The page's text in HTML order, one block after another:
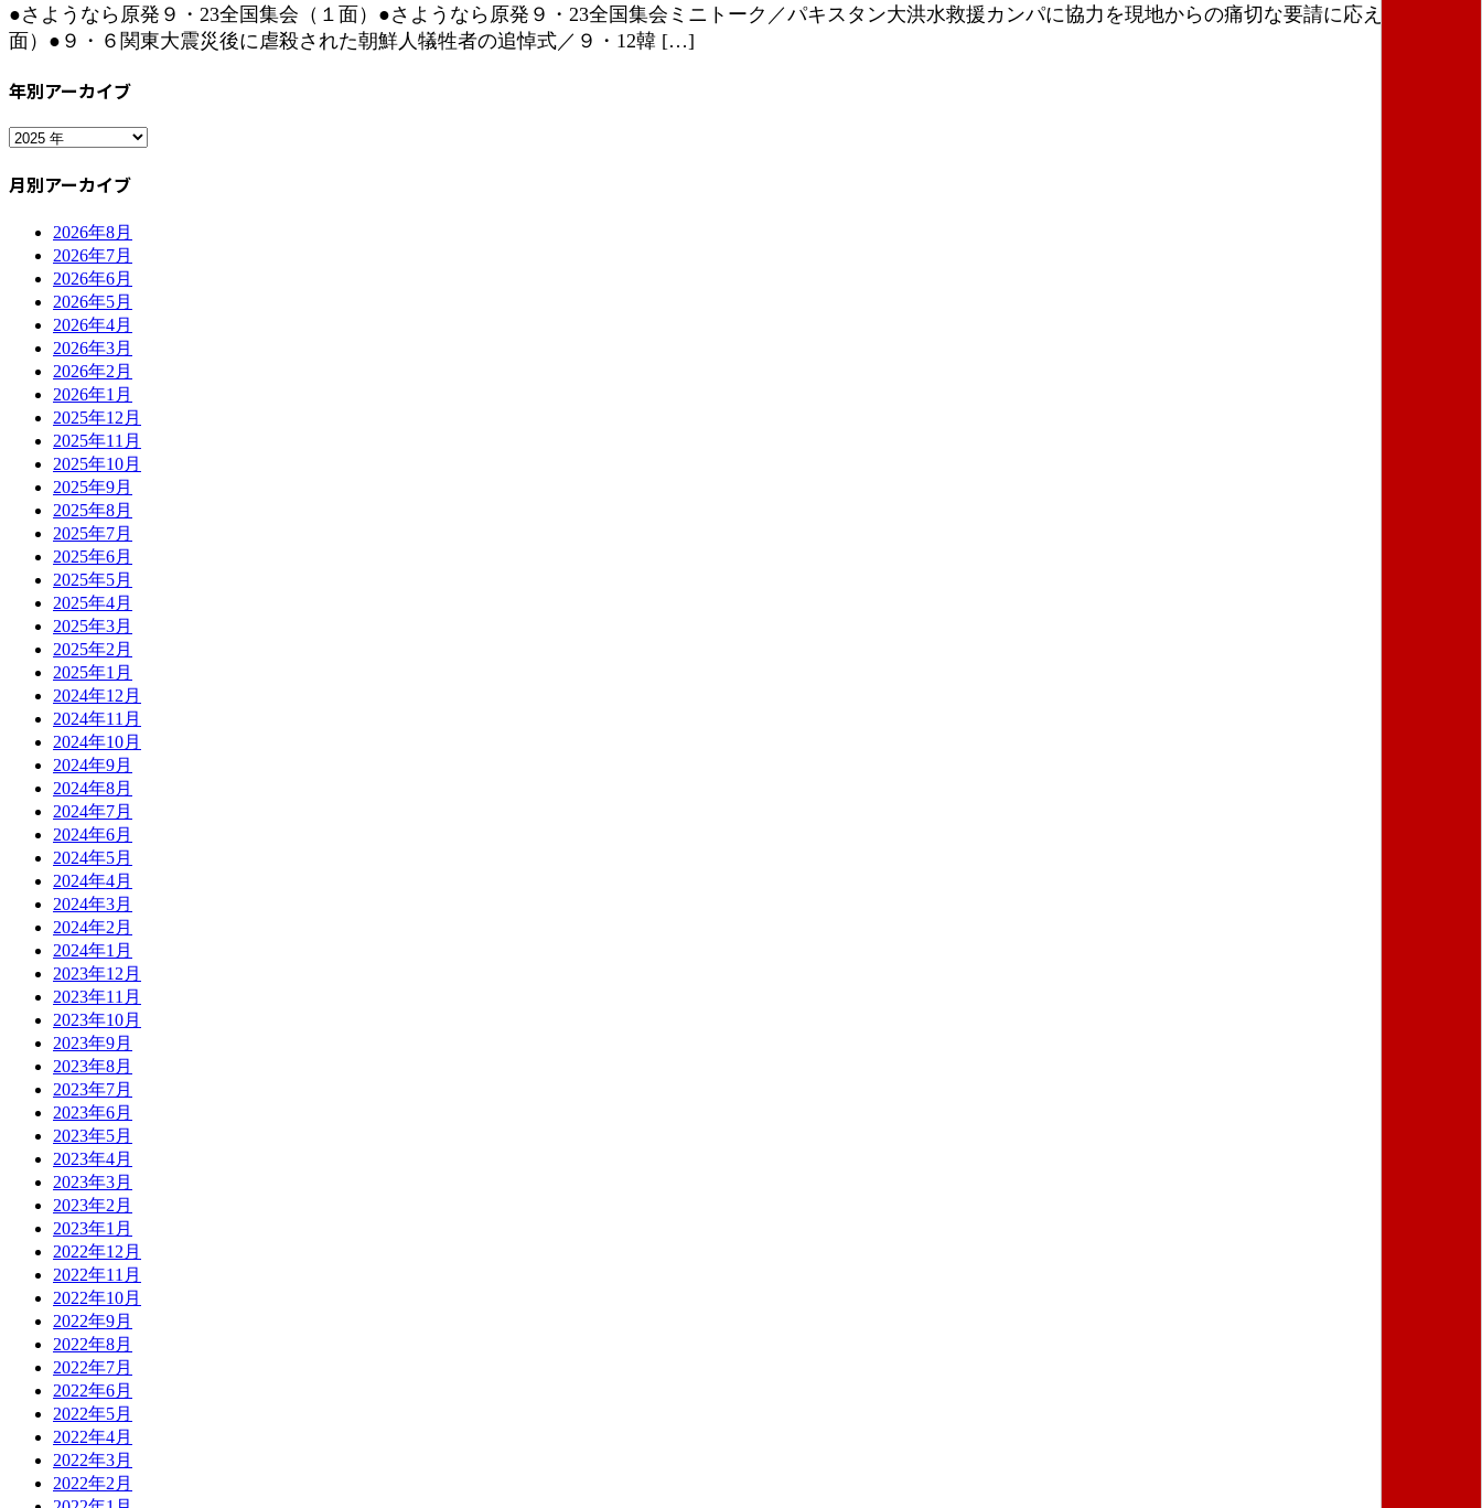
●さようなら原発９・23全国集会（１面）●さようなら原発９・23全国集会ミニトーク／パキスタン大洪水救援カンパに協力を現地からの痛切な要請に応えよう（２
面）●９・６関東大震災後に虐殺された朝鮮人犠牲者の追悼式／９・12韓 […]
年別アーカイブ
月別アーカイブ
2026年8月
2026年7月
2026年6月
2026年5月
2026年4月
2026年3月
2026年2月
2026年1月
2025年12月
2025年11月
2025年10月
2025年9月
2025年8月
2025年7月
2025年6月
2025年5月
2025年4月
2025年3月
2025年2月
2025年1月
2024年12月
2024年11月
2024年10月
2024年9月
2024年8月
2024年7月
2024年6月
2024年5月
2024年4月
2024年3月
2024年2月
2024年1月
2023年12月
2023年11月
2023年10月
2023年9月
2023年8月
2023年7月
2023年6月
2023年5月
2023年4月
2023年3月
2023年2月
2023年1月
2022年12月
2022年11月
2022年10月
2022年9月
2022年8月
2022年7月
2022年6月
2022年5月
2022年4月
2022年3月
2022年2月